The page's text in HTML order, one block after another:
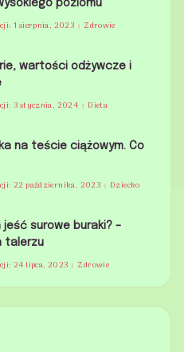
poziomu
1 sierpnia, 2023 Zdrowie
wartości odżywcze i
3 stycznia, 2024 Dieta
na teście ciążowym. Co
22 października, 2023 Dziecko
jeść surowe buraki? –
talerzu
24 lipca, 2023 Zdrowie